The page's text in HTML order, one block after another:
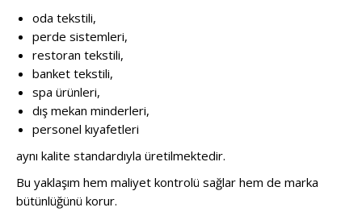
oda tekstili,
perde sistemleri,
restoran tekstili,
banket tekstili,
spa ürünleri,
dış mekan minderleri,
personel kıyafetleri
aynı kalite standardıyla üretilmektedir.
Bu yaklaşım hem maliyet kontrolü sağlar hem de marka
bütünlüğünü korur.